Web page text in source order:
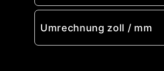
Umrechnung zoll / mm